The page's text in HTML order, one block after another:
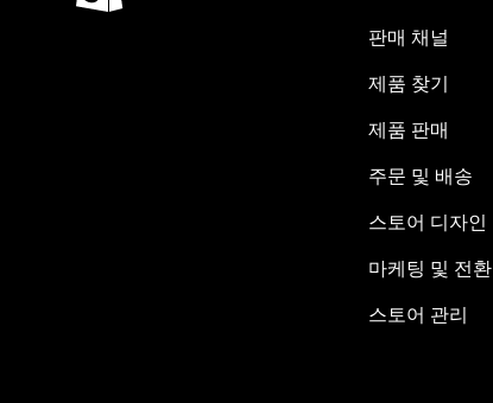
판매 채널
제품 찾기
제품 판매
주문 및 배송
스토어 디자인
마케팅 및 전환
스토어 관리